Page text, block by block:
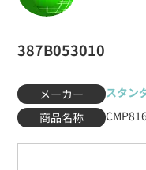
387B053010
メーカー
スタン
商品名称